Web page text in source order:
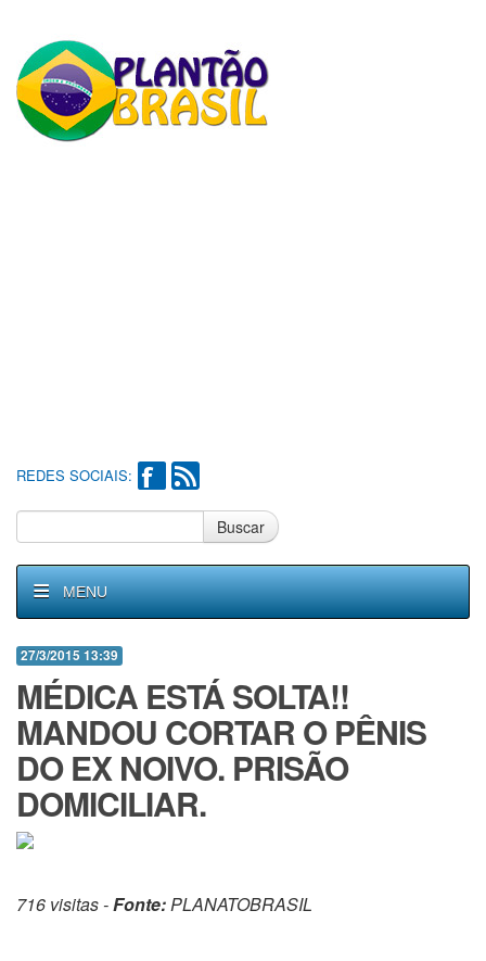
REDES SOCIAIS:
Buscar
MENU
27/3/2015 13:39
MÉDICA ESTÁ SOLTA!!
MANDOU CORTAR O PÊNIS
DO EX NOIVO. PRISÃO
DOMICILIAR.
716 visitas -Fonte:PLANATOBRASIL